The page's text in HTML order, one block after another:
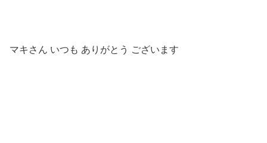
マキさん いつも ありがとう ございます